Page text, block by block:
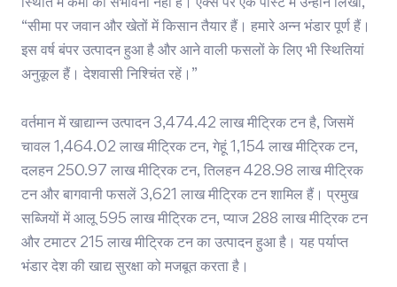
स्थिति में कमी की संभावना नहीं है। एक्स पर एक पोस्ट में उन्होंने लिखा,
“सीमा पर जवान और खेतों में किसान तैयार हैं। हमारे अन्न भंडार पूर्ण हैं।
इस वर्ष बंपर उत्पादन हुआ है और आने वाली फसलों के लिए भी स्थितियां
अनुकूल हैं। देशवासी निश्चिंत रहें।”
वर्तमान में खाद्यान्न उत्पादन 3,474.42 लाख मीट्रिक टन है, जिसमें
चावल 1,464.02 लाख मीट्रिक टन, गेहूं 1,154 लाख मीट्रिक टन,
दलहन 250.97 लाख मीट्रिक टन, तिलहन 428.98 लाख मीट्रिक
टन और बागवानी फसलें 3,621 लाख मीट्रिक टन शामिल हैं। प्रमुख
सब्जियों में आलू 595 लाख मीट्रिक टन, प्याज 288 लाख मीट्रिक टन
और टमाटर 215 लाख मीट्रिक टन का उत्पादन हुआ है। यह पर्याप्त
भंडार देश की खाद्य सुरक्षा को मजबूत करता है।